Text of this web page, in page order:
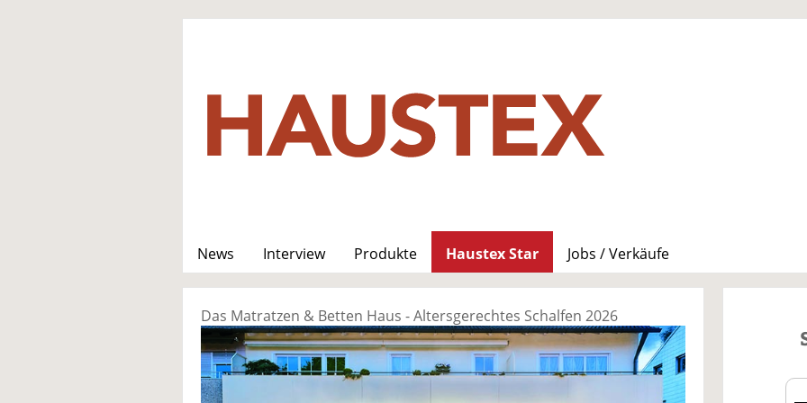
News Interview Produkte Haustex Star
Jobs / Verkäufe
Das Matratzen & Betten Haus - Altersgerechtes Schalfen 2026